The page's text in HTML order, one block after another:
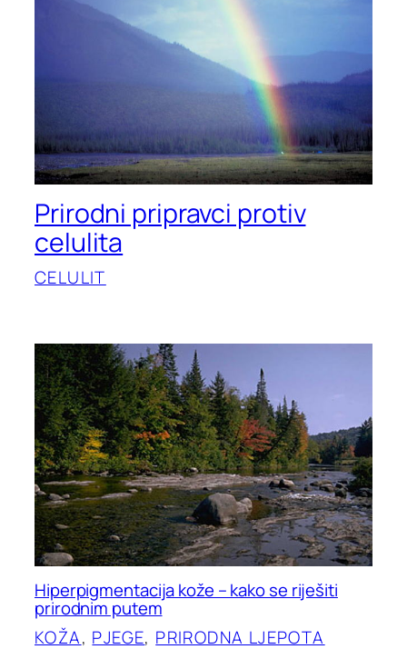
Prirodni pripravci protiv
celulita
CELULIT
Hiperpigmentacija kože – kako se riješiti
prirodnim putem
KOŽA, PJEGE, PRIRODNA LJEPOTA